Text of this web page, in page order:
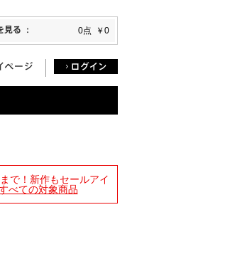
0点 ￥0
で！新作もセールアイ
べての対象商品